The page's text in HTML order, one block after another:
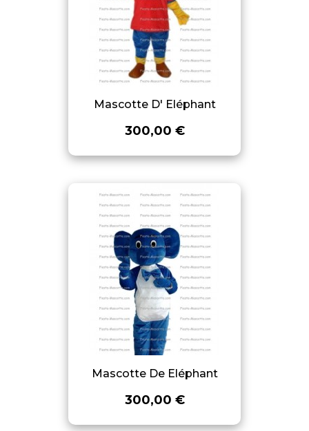
Mascotte D' Eléphant
300,00 €
Mascotte De Eléphant
300,00 €